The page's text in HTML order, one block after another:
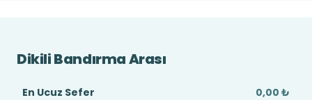
Dikili Bandırma Arası
En Ucuz Sefer
0,00 ₺